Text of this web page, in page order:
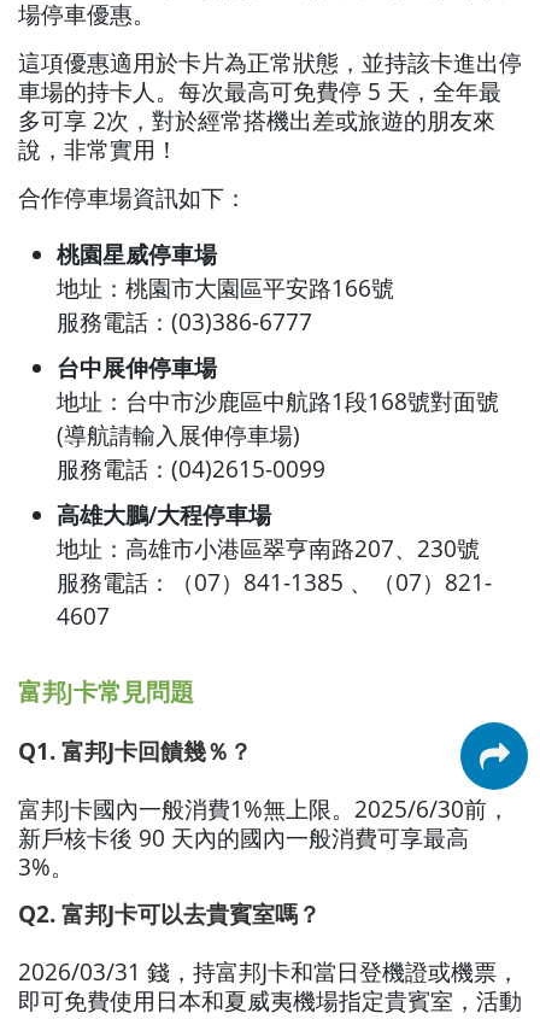
場停車優惠。
這項優惠適用於卡片為正常狀態，並持該卡進出停
車場的持卡人。每次最高可免費停 5 天，全年最
多可享 2次，對於經常搭機出差或旅遊的朋友來
說，非常實用！
合作停車場資訊如下：
桃園星威停車場
地址：桃園市大園區平安路166號
服務電話：(03)386-6777
台中展伸停車場
地址：台中市沙鹿區中航路1段168號對面號
(導航請輸入展伸停車場)
服務電話：(04)2615-0099
高雄大鵬/大程停車場
地址：高雄市小港區翠亨南路207、230號
服務電話：（07）841-1385 、（07）821-
4607
富邦J卡常見問題
Q1. 富邦J卡回饋幾％？
富邦J卡國內一般消費1%無上限。2025/6/30前，
新戶核卡後 90 天內的國內一般消費可享最高
3%。
Q2. 富邦J卡可以去貴賓室嗎？
2026/03/31 錢，持富邦J卡和當日登機證或機票，
即可免費使用日本和夏威夷機場指定貴賓室，活動